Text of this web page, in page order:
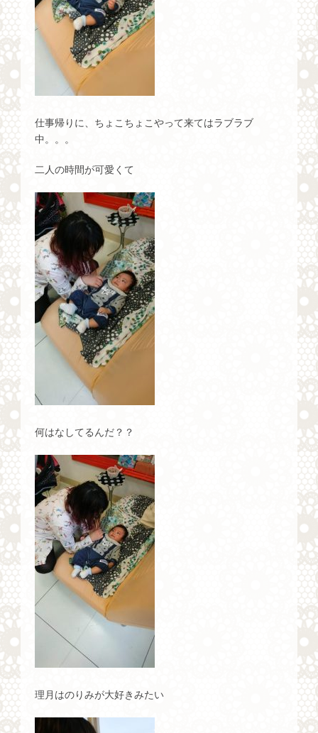
仕事帰りに、ちょこちょこやって来てはラブラブ
中。。。
二人の時間が可愛くて
何はなしてるんだ？？
理月はのりみが大好きみたい